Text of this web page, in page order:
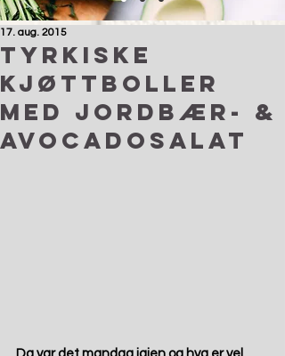
Tyrkiske
kjøttboller
med jordbær- &
avocadosalat
17. aug. 2015